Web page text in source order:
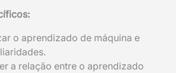
o aprendizado de máquina e
a relação entre o aprendizado